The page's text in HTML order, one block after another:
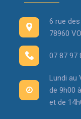
6 rue
78960
07 87 97
Lundi au
de 9h00
et de